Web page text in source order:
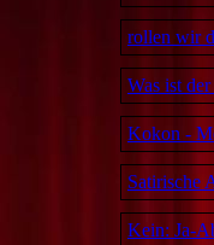
rollen wir
Was ist
Kokon -
Satirische
Kein: Ja-